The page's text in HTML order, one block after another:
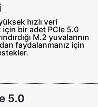
hızlı veri
için bir adet PCIe 5.0
M.2 yuvalarının
faydalanmanız için
5.0